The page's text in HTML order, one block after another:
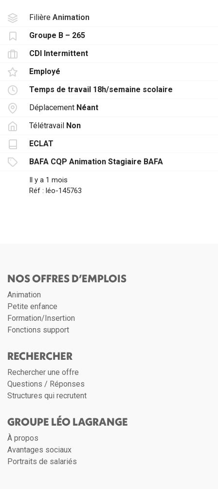
Filière Animation
Groupe B – 265
CDI Intermittent
Employé
Temps de travail 18h/semaine scolaire
Déplacement Néant
Télétravail Non
ECLAT
BAFA CQP Animation Stagiaire BAFA
Il y a 1 mois
Réf : léo-145763
NOS OFFRES D’EMPLOIS
Animation
Petite enfance
Formation/Insertion
Fonctions support
RECHERCHER
Rechercher une offre
Questions / Réponses
Structures qui recrutent
GROUPE LÉO LAGRANGE
À propos
Avantages sociaux
Portraits de salariés